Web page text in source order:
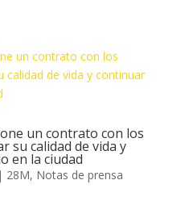
un contrato con los
su calidad de vida y
en la ciudad
| 28M, Notas de prensa